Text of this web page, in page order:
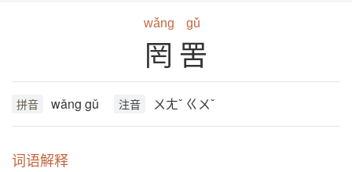
wǎng gǔ
罔罟
拼音 wǎng gǔ 注音 ㄨㄤˇ ㄍㄨˇ
词语解释